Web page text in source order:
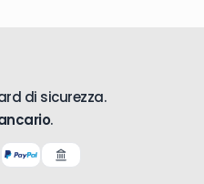
di sicurezza.
.